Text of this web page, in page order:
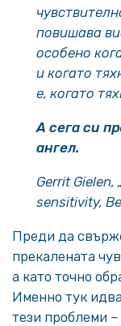
повишава
особено
и когато
е, когато
А сега си
ангел.
Gerrit
sensitivity,
Преди да
прекалената
а като точно
Именно тук
тези проблеми